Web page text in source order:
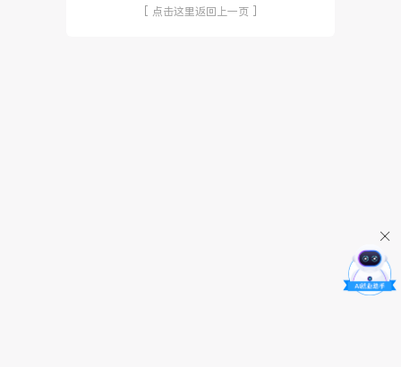
[ 点击这里返回上一页 ]